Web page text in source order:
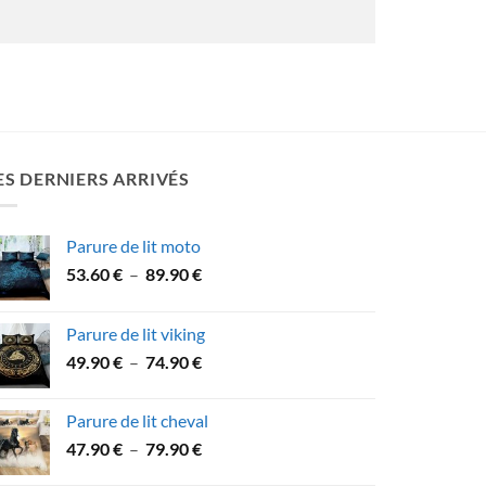
DERNIERS ARRIVÉS
Parure de lit moto
53.60€ – 89.90€Plage
53.60 €
à
Parure de lit viking
49.90€ – 74.90€Plage
49.90 €
à
Parure de lit cheval
47.90€ – 79.90€Plage